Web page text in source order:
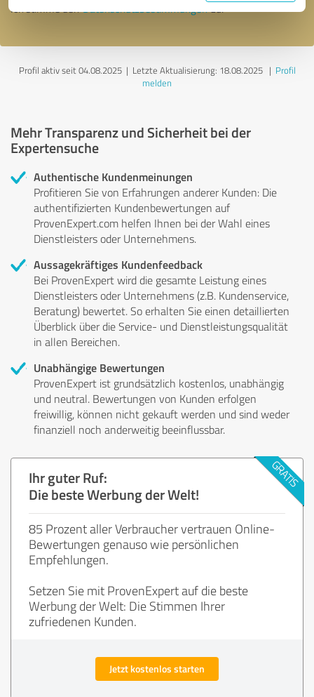
Ich stimme denDatenschutzbestimmungenzu.
Profil aktiv seit 04.08.2025 | Letzte Aktualisierung: 18.08.2025| Profil
melden
Mehr Transparenz und Sicherheit bei der
Expertensuche
Authentische Kundenmeinungen
Profitieren Sie von Erfahrungen anderer Kunden: Die
authentifizierten Kundenbewertungen auf
ProvenExpert.com helfen Ihnen bei der Wahl eines
Dienstleisters oder Unternehmens.
Aussagekräftiges Kundenfeedback
Bei ProvenExpert wird die gesamte Leistung eines
Dienstleisters oder Unternehmens (z.B. Kundenservice,
Beratung) bewertet. So erhalten Sie einen detaillierten
Überblick über die Service- und Dienstleistungsqualität
in allen Bereichen.
Unabhängige Bewertungen
ProvenExpert ist grundsätzlich kostenlos, unabhängig
und neutral. Bewertungen von Kunden erfolgen
freiwillig, können nicht gekauft werden und sind weder
finanziell noch anderweitig beeinflussbar.
Ihr guter Ruf:
Die beste Werbung der Welt!
85 Prozent aller Verbraucher vertrauen Online-
Bewertungen genauso wie persönlichen
Empfehlungen.
Setzen Sie mit ProvenExpert auf die beste
Werbung der Welt: Die Stimmen Ihrer
zufriedenen Kunden.
Jetzt kostenlos starten